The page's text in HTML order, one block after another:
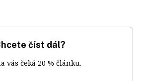
číst dál?
vás čeká 20 % článku.